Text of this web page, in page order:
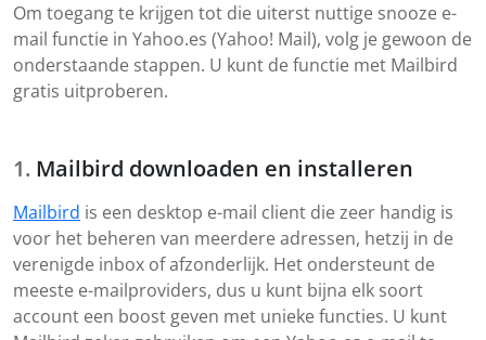
Om toegang te krijgen tot die uiterst nuttige snooze e-
mail functie in Yahoo.es (Yahoo! Mail), volg je gewoon de
onderstaande stappen. U kunt de functie met Mailbird
gratis uitproberen.
Mailbird downloaden en installeren
Mailbird is een desktop e-mail client die zeer handig is
voor het beheren van meerdere adressen, hetzij in de
verenigde inbox of afzonderlijk. Het ondersteunt de
meeste e-mailproviders, dus u kunt bijna elk soort
account een boost geven met unieke functies. U kunt